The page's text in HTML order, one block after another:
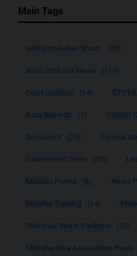
Main Tags
69000 shikshak bharti (38)
Basic Shiksha News (114)
Court Updates (14) CTET/
Data Records (1) District
Document (23) General
Government Order (13)
Mission Prerna (6) News
Nishtha Training (14)
Shikshak Bharti Pariksha (20)
Shikshamitra Association Posts